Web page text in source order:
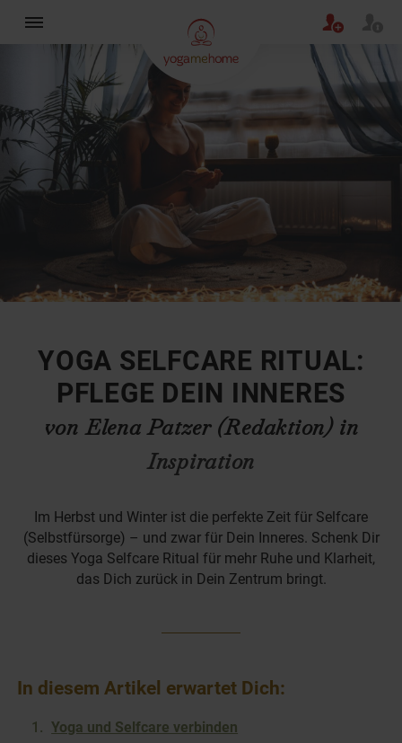
YOGA SELFCARE RITUAL:
PFLEGE DEIN INNERES
von Elena Patzer (Redaktion) in
Inspiration
Im Herbst und Winter ist die perfekte Zeit für Selfcare
(Selbstfürsorge) – und zwar für Dein Inneres. Schenk Dir
dieses Yoga Selfcare Ritual für mehr Ruhe und Klarheit,
das Dich zurück in Dein Zentrum bringt.
In diesem Artikel erwartet Dich:
Yoga und Selfcare verbinden
×